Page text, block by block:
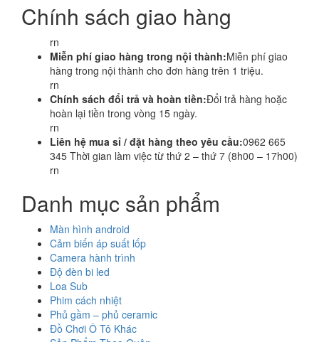
Chính sách giao hàng
rn
Miễn phí giao hàng trong nội thành:Miễn phí giao
hàng trong nội thành cho đơn hàng trên 1 triệu.
rn
Chính sách đổi trả và hoàn tiền:Đổi trả hàng hoặc
hoàn lại tiền trong vòng 15 ngày.
rn
Liên hệ mua sỉ / đặt hàng theo yêu cầu:0962 665
345 Thời gian làm việc từ thứ 2 – thứ 7 (8h00 – 17h00)
rn
Danh mục sản phẩm
Màn hình android
Cảm biến áp suất lốp
Camera hành trình
Độ đèn bi led
Loa Sub
Phim cách nhiệt
Phủ gầm – phủ ceramic
Đồ Chơi Ô Tô Khác